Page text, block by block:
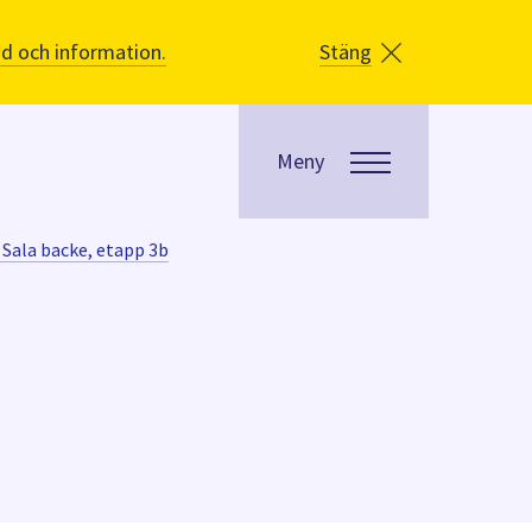
och information. Stäng
Meny
backe, etapp 3b